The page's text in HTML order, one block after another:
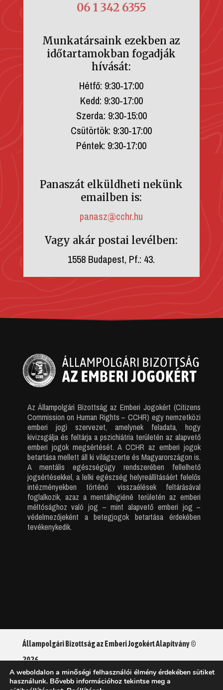
06 1 342 6355
Munkatársaink ezekben az
időtartamokban fogadják
hívását:
Hétfő: 9:30-17:00
Kedd: 9:30-17:00
Szerda: 9:30-15:00
Csütörtök: 9:30-17:00
Péntek: 9:30-17:00
Panaszát elküldheti nekünk
emailben is:
panasz@cchr.hu
Vagy akár postai levélben:
1558 Budapest, Pf.: 43.
Az Állampolgári Bizottság az Emberi Jogokért (Citizens
Commission on Human Rights – CCHR) egy nemzetközi
emberi jogi szervezet, amelynek feladata, hogy
kivizsgálja és feltárja a pszichiátria területén az alapvető
emberi jogok megsértését. A CCHR az emberi jogok
betartása mellett áll ki világszerte és Magyarországon is.
A mentális egészségügy rendszerében fellelhető
jogsértésekkel, a lelki egészség helyreállításáért felelős
intézményekben történő visszaélések feltárásával
foglalkozik, azaz a mentálhigiéné területén az emberi
méltósághoz való jog – mint alapvető emberi jog –
védelmezőjeként a betegjogok betartása érdekében
tevékenykedik.
Állampolgári Bizottság az Emberi Jogokért Alapítvány ©
2026
Adatkezelési tájékoztató
A weboldalon a minőségi felhasználói élmény érdekében sütiket
használunk. Bővebb információhoz tekintse meg a